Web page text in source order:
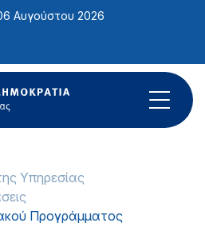
Αυγούστου 2026
Υπηρεσίας
Προγράμματος